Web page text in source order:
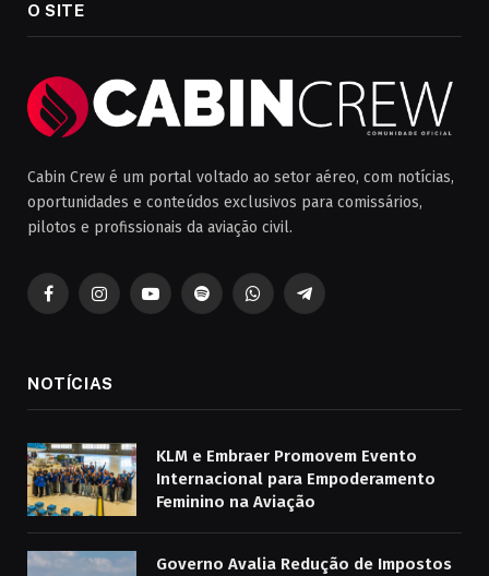
O SITE
Cabin Crew é um portal voltado ao setor aéreo, com notícias,
oportunidades e conteúdos exclusivos para comissários,
pilotos e profissionais da aviação civil.
FacebookInstagramYouTubeSpotifyWhatsAppTelegrama
NOTÍCIAS
KLM e Embraer Promovem Evento
Internacional para Empoderamento
Feminino na Aviação
Governo Avalia Redução de Impostos